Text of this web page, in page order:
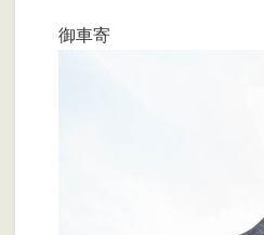
御車寄